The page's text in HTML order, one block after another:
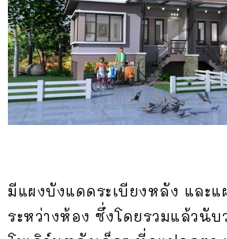
มีแผงบังแดดระเบียงหลัง และ
ระหว่างห้อง ซึ่งโดยรวมแล้วนั